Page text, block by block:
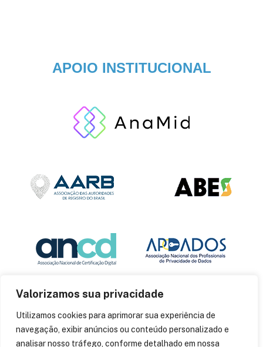
Valorizamos sua privacidade
Utilizamos cookies para aprimorar sua experiência de
navegação, exibir anúncios ou conteúdo personalizado e
analisar nosso tráfego, conforme detalhado em nossa
APOIO INSTITUCIONAL